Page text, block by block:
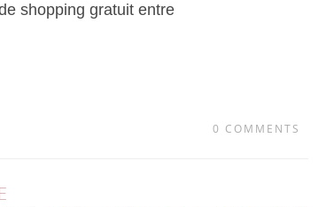
shopping gratuit entre
0 COMMENTS